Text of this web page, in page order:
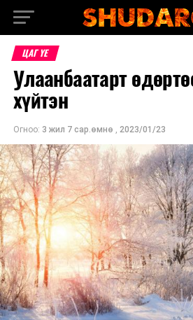
ЦАГ ҮЕ
Улаанбаатарт
хүйтэн
Огноо: 3 жил 7 сар.өмнө , 2023/01/23